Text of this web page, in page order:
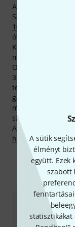
A sütik
élményt
együtt. Ezek
szabott
Aktuális Top
Saxophone
. A
105 Case
óta 1.000 darabot
Kiváló, 96%-os
márkáink felső 10
Ortola -
3 éves Thomann-
termékre
garanciát is.
munkatársaink
szolgáltatásokat
A gyártóval
http://www.ortola-